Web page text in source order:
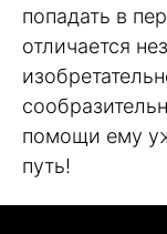
попадать в
отличается
помощи ему
путь!